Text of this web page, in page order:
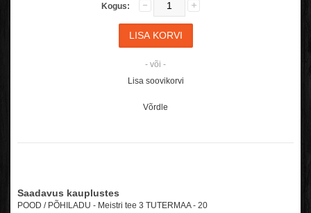
Kogus:
- või -
Lisa soovikorvi
Võrdle
Saadavus kauplustes
POOD / PÕHILADU - Meistri tee 3 TUTERMAA - 20